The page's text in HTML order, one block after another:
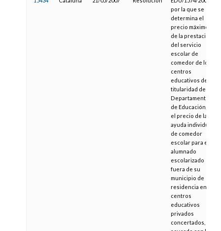
por la que se
determina el
precio máximo
de la prestación
del servicio
escolar de
comedor de los
centros
educativos de
titularidad del
Departamento
de Educación, y
el precio de la
ayuda individual
de comedor
escolar para el
alumnado
escolarizado
fuera de su
municipio de
residencia en
centros
educativos
privados
concertados, de